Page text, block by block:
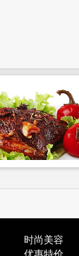
时尚美容